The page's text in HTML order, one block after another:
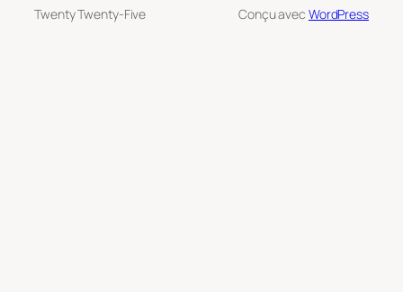
Twenty Twenty-Five Conçu avec WordPress